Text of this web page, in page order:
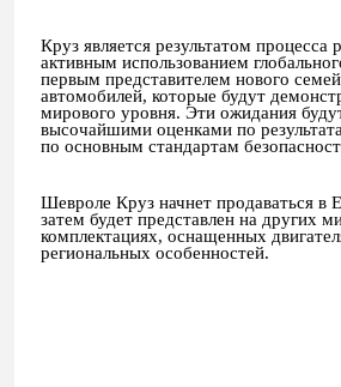
Круз является результатом процесса
активным использованием
первым представителем нового
автомобилей, которые будут
мирового уровня. Эти ожидания
высочайшими оценками по
по основным стандартам
Шевроле Круз начнет продаваться в
затем будет представлен на других
комплектациях, оснащенных
региональных особенностей.